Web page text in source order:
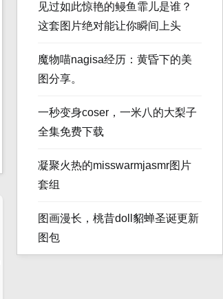
见过如此惊艳的鳗鱼霏儿是谁？
这套图片绝对能让你瞬间上头
魔物喵nagisa经历：黄昏下的美
图分享。
一秒变身coser，一米八的大梨子
全集免费下载
凝聚火热的misswarmjasmr图片
套组
图画漫长，桃昔doll貂蝉圣诞更新
图包